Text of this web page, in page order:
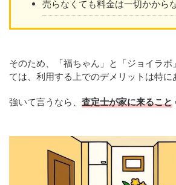
売らなくても料金は一切かからな
そのため、「福ちゃん」と「ジョイラボ
ては、利用する上でのデメリットは特に
強いて言うなら、 査定士が家に来ること